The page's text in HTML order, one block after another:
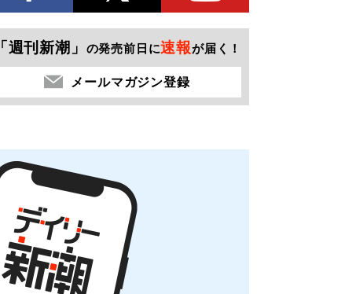
「週刊新潮」 の発売前日に速報が届く！
メールマガジン登録